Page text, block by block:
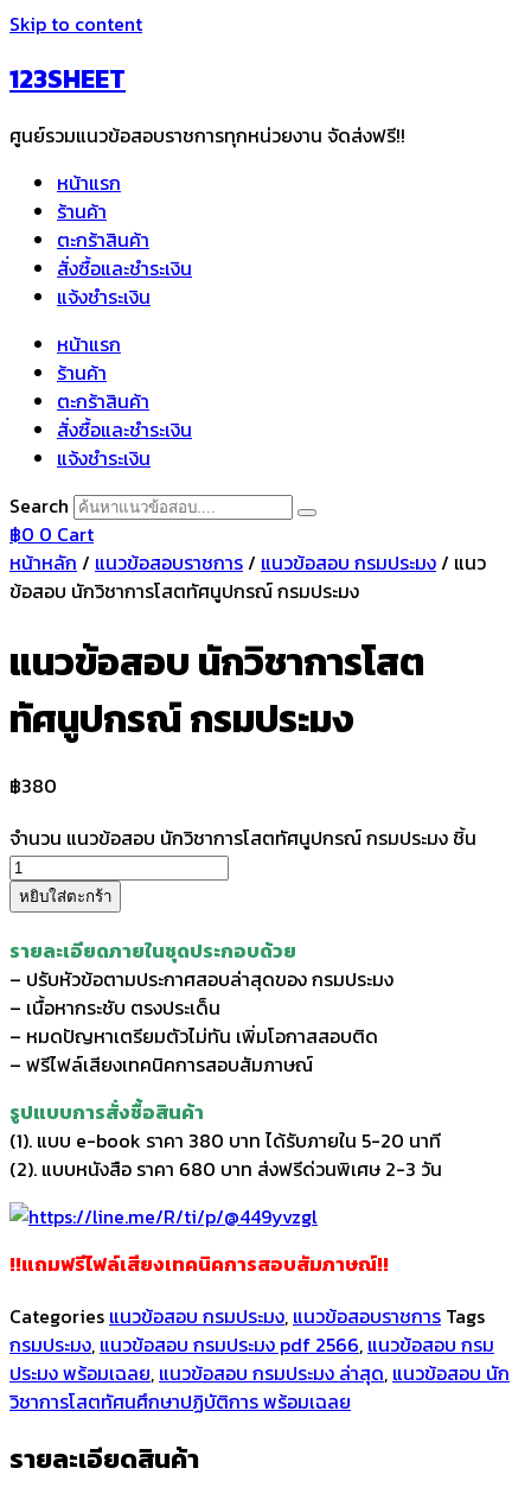
Skip to content
123SHEET
ศูนย์รวมแนวข้อสอบราชการทุกหน่วยงาน จัดส่งฟรี!!
หน้าแรก
ร้านค้า
ตะกร้าสินค้า
สั่งซื้อและชำระเงิน
แจ้งชำระเงิน
หน้าแรก
ร้านค้า
ตะกร้าสินค้า
สั่งซื้อและชำระเงิน
แจ้งชำระเงิน
Search
฿0 0 Cart
หน้าหลัก / แนวข้อสอบราชการ/ แนวข้อสอบ กรมประมง/ แนว
ข้อสอบ นักวิชาการโสตทัศนูปกรณ์ กรมประมง
แนวข้อสอบ นักวิชาการโสต
ทัศนูปกรณ์ กรมประมง
฿380
จำนวน แนวข้อสอบ นักวิชาการโสตทัศนูปกรณ์ กรมประมง ชิ้น
หยิบใส่ตะกร้า
รายละเอียดภายในชุดประกอบด้วย
– ปรับหัวข้อตามประกาศสอบล่าสุดของ กรมประมง
– เนื้อหากระชับ ตรงประเด็น
– หมดปัญหาเตรียมตัวไม่ทัน เพิ่มโอกาสสอบติด
– ฟรีไฟล์เสียงเทคนิคการสอบสัมภาษณ์
รูปแบบการสั่งชื้อสินค้า
(1). แบบ e-book ราคา 380 บาท ได้รับภายใน 5-20 นาที
(2). แบบหนังสือ ราคา 680 บาท ส่งฟรีด่วนพิเศษ 2-3 วัน
!!แถมฟรีไฟล์เสียงเทคนิคการสอบสัมภาษณ์!!
Categories แนวข้อสอบ กรมประมง, แนวข้อสอบราชการ Tags
กรมประมง, แนวข้อสอบ กรมประมง pdf 2566, แนวข้อสอบ กรม
ประมง พร้อมเฉลย, แนวข้อสอบ กรมประมง ล่าสุด, แนวข้อสอบ นัก
วิชาการโสตทัศนศึกษาปฏิบัติการ พร้อมเฉลย
รายละเอียดสินค้า